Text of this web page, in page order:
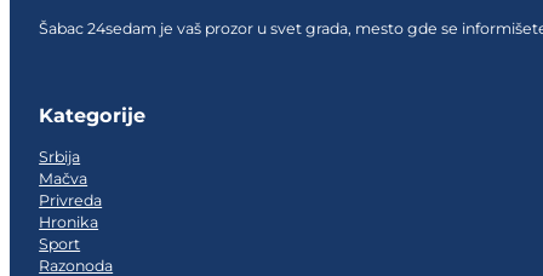
Šabac 24sedam je vaš prozor u svet grada, mesto gde se
Kategorije
Srbija
Mačva
Privreda
Hronika
Sport
Razonoda